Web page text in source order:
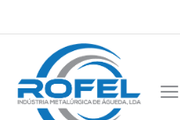
to
content